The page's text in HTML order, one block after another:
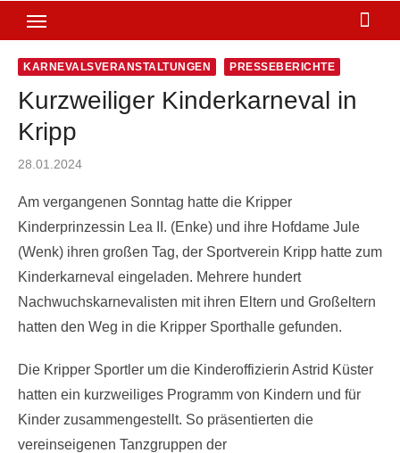
KARNEVALSVERANSTALTUNGEN PRESSEBERICHTE
Kurzweiliger Kinderkarneval in
Kripp
Posted
28.01.2024
Am vergangenen Sonntag hatte die Kripper
Kinderprinzessin Lea II. (Enke) und ihre Hofdame Jule
(Wenk) ihren großen Tag, der Sportverein Kripp hatte zum
Kinderkarneval eingeladen. Mehrere hundert
Nachwuchskarnevalisten mit ihren Eltern und Großeltern
hatten den Weg in die Kripper Sporthalle gefunden.
Die Kripper Sportler um die Kinderoffizierin Astrid Küster
hatten ein kurzweiliges Programm von Kindern und für
Kinder zusammengestellt. So präsentierten die
vereinseigenen Tanzgruppen der